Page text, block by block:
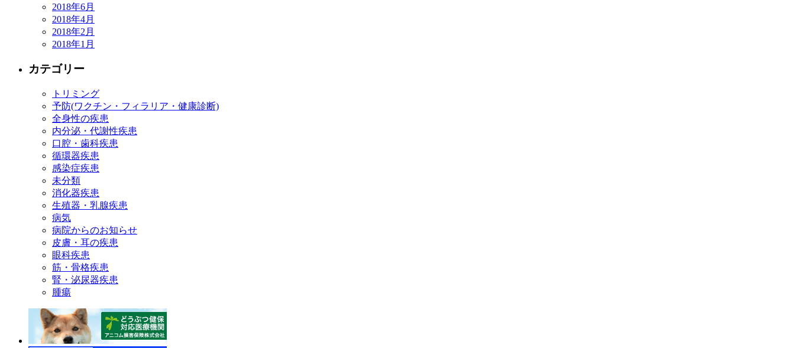
2018年6月
2018年4月
2018年2月
2018年1月
カテゴリー
トリミング
予防(ワクチン・フィラリア・健康診断)
全身性の疾患
内分泌・代謝性疾患
口腔・歯科疾患
循環器疾患
感染症疾患
未分類
消化器疾患
生殖器・乳腺疾患
病気
病院からのお知らせ
皮膚・耳の疾患
眼科疾患
筋・骨格疾患
腎・泌尿器疾患
腫瘍